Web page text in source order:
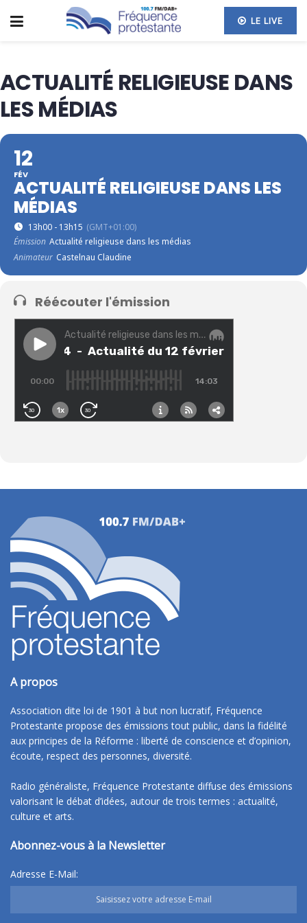
LE LIVE
ACTUALITÉ RELIGIEUSE DANS
LES MÉDIAS
12
FÉV
ACTUALITÉ RELIGIEUSE DANS LES
MÉDIAS
13h00 - 13h15 (GMT+01:00)
Émission Actualité religieuse dans les médias
Animateur Castelnau Claudine
Réécouter l'émission
A propos
Association dite loi de 1901 à but non lucratif, Fréquence
Protestante propose des émissions tout public, dans la fidélité
aux principes de la Réforme : liberté de conscience et d’opinion,
écoute, respect des personnes, diversité.
Radio généraliste, Fréquence Protestante diffuse des émissions
valorisant le débat d’idées, autour de trois termes : actualité,
culture et arts.
Abonnez-vous à la Newsletter
Adresse E-Mail: